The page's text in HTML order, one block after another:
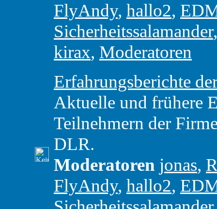
FlyAndy, hallo2,
Sicherheitssalamander
kirax, Moderatoren
Erfahrungsberichte
Aktuelle und frühere
Teilnehmern der
DLR.
Moderatoren jonas,
FlyAndy, hallo2,